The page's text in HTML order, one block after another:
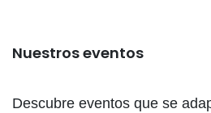
Nuestros eventos
Descubre eventos que se